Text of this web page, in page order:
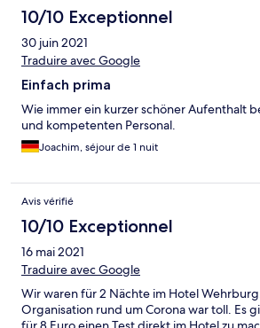
10/10 Exceptionnel
30 juin 2021
Traduire avec Google
Einfach prima
Wie immer ein kurzer schöner Aufenthalt
und kompetenten Personal.
Joachim, séjour de 1 nuit
Avis vérifié
10/10 Exceptionnel
16 mai 2021
Traduire avec Google
Wir waren für 2 Nächte im Hotel
Organisation rund um Corona war toll. Es